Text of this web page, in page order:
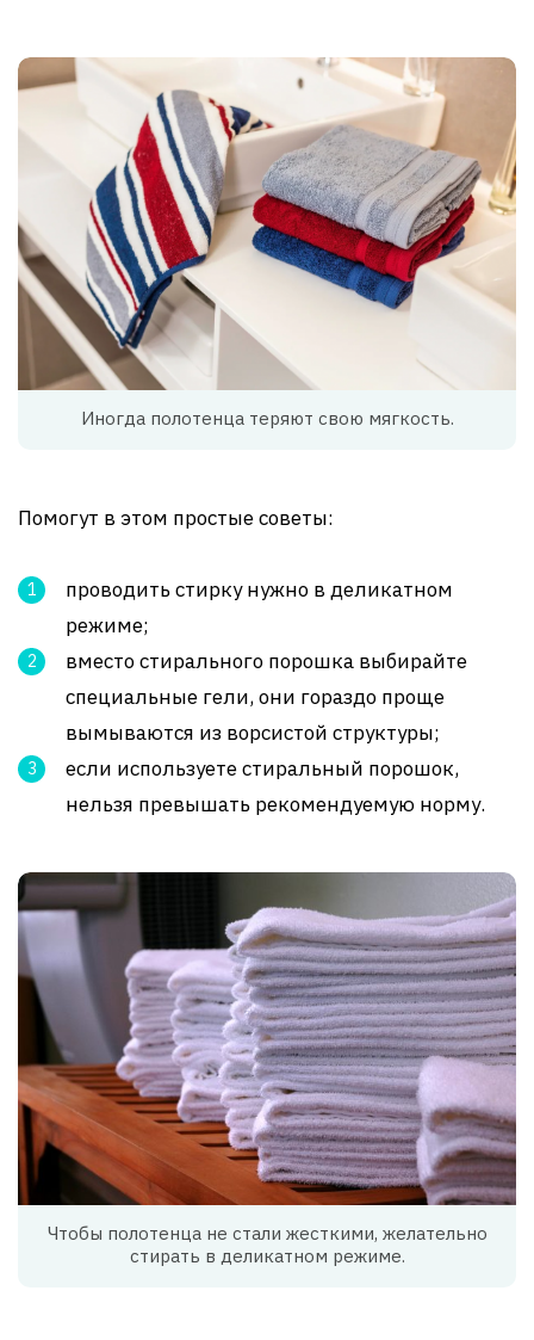
Иногда полотенца теряют свою мягкость.
Помогут в этом простые советы:
проводить стирку нужно в деликатном
режиме;
вместо стирального порошка выбирайте
специальные гели, они гораздо проще
вымываются из ворсистой структуры;
если используете стиральный порошок,
нельзя превышать рекомендуемую норму.
Чтобы полотенца не стали жесткими, желательно
стирать в деликатном режиме.